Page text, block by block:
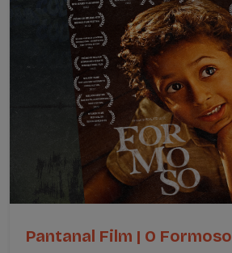
Pantanal Film | O Formoso